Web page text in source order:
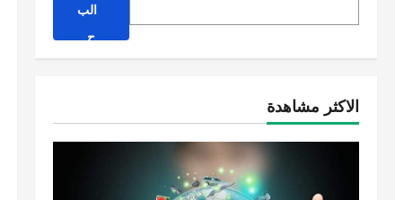
الب
ح
ث
الاكثر مشاهدة